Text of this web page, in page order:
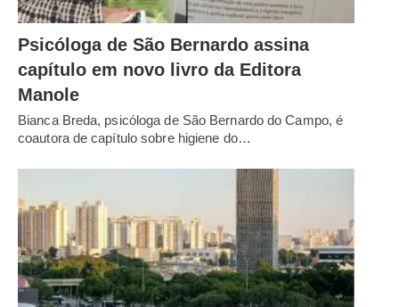
Psicóloga de São Bernardo assina
capítulo em novo livro da Editora
Manole
Bianca Breda, psicóloga de São Bernardo do Campo, é
coautora de capítulo sobre higiene do…